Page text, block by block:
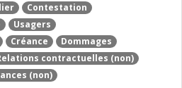
Contestation
Usagers
Créance
Dommages
contractuelles (non)
(non)